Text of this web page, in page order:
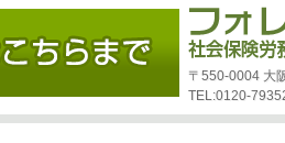
〒550-0004 大
TEL:0120-